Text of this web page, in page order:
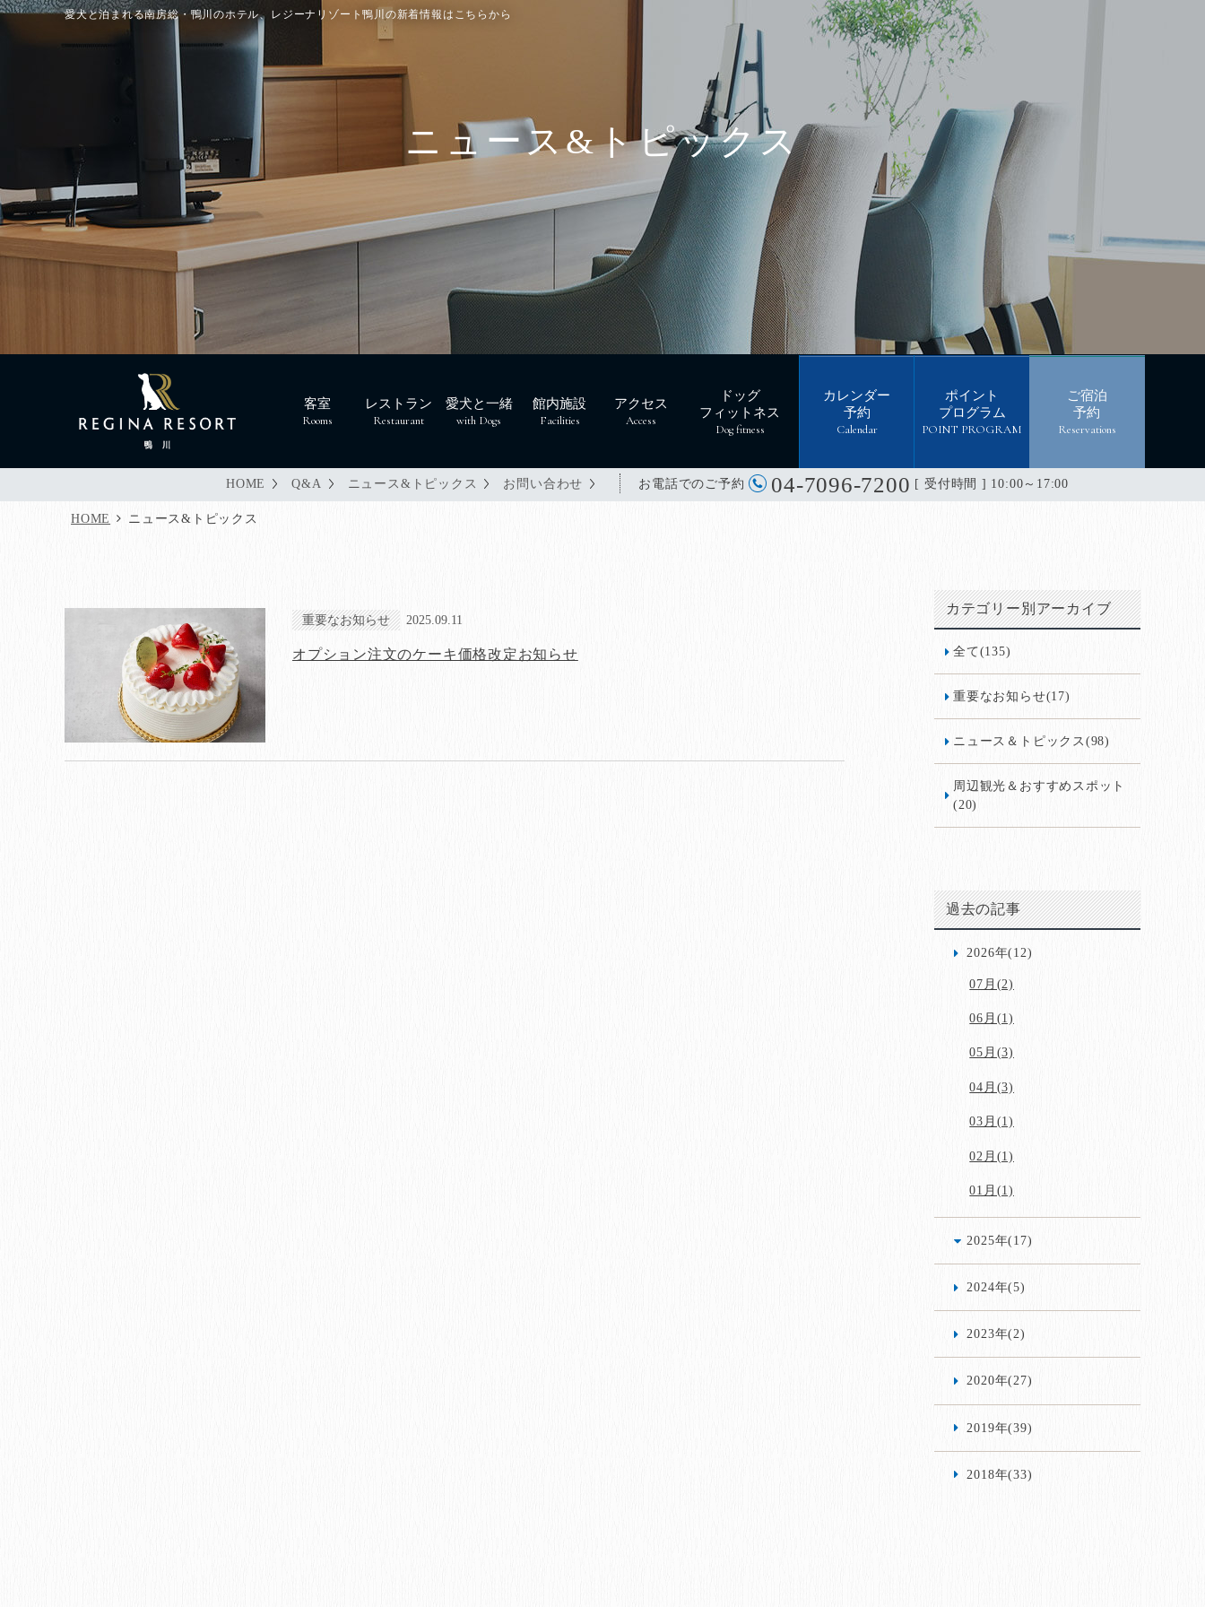
愛犬と泊まれる南房総・鴨川のホテル、レジーナリゾート鴨川の新着情報はこちらから
ニュース&トピックス
客室
Rooms
レストラン
Restaurant
愛犬と一緒
with Dogs
館内施設
Facilities
アクセス
Access
ドッグ
フィットネス
Dog fitness
カレンダー
予約
Calendar
ポイント
プログラム
POINT PROGRAM
ご宿泊
予約
Reservations
お電話でのご予約 04-7096-7200 [ 受付時間 ] 10:00～17:00
HOME Q&A ニュース&トピックス お問い合わせ
Rooms Restaurant
ドッグ
フィットネス
Dog fitness
カレンダー
予約
Calendar
ポイント
プログラム
POINT PROGRAM
HOME ニュース&トピックス
重要なお知らせ 2025.09.11
オプション注文のケーキ価格改定お知らせ
カテゴリー別アーカイブ
全て(135)
重要なお知らせ(17)
ニュース＆トピックス(98)
周辺観光＆おすすめスポット
(20)
過去の記事
2026年(12)
07月(2)
06月(1)
05月(3)
04月(3)
03月(1)
02月(1)
01月(1)
2025年(17)
2024年(5)
2023年(2)
2020年(27)
2019年(39)
2018年(33)